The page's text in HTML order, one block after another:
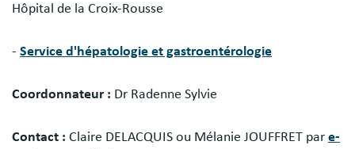
Hôpital de la Croix-Rousse
- Service d'hépatologie et gastroentérologie
Coordonnateur : Dr Radenne Sylvie
Contact : Claire DELACQUIS ou Mélanie JOUFFRET par e-